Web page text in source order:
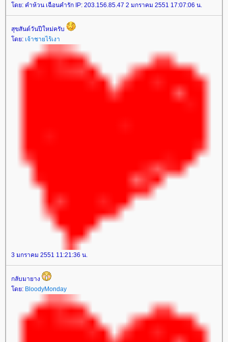
ดย: คำห้วน เฉือนคำรัก IP: 203.156.85.47 2 มกราคม 2551 17:07:06 น.
สุขสันต์วันปีใหม่ครับ
ดย: เจ้าชายไร้เงา
3 มกราคม 2551 11:21:36 น.
กลับมายาง
ดย: BloodyMonday